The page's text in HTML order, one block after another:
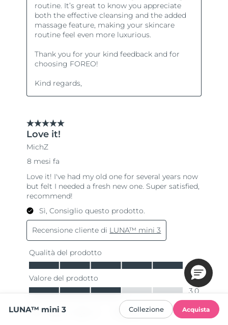
LUNA™ mini 3 Collezione Acquista